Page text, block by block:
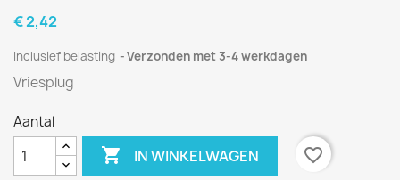
€ 2,42
Inclusief belasting Verzonden met 3-4 werkdagen
Vriesplug
Aantal
 IN WINKELWAGEN
favorite_border